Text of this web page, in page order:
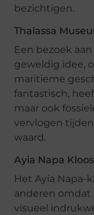
bezichtigen.
Thalassa
Een bezoek
geweldig idee,
maritieme
fantastisch,
maar ook
vervlogen
waard.
Ayia Napa
Het Ayia Napa-
anderen
visueel